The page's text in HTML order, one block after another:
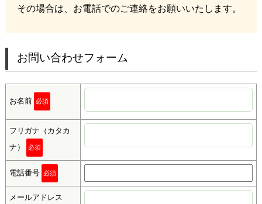
その場合は、お電話でのご連絡をお願いいたします。
お問い合わせフォーム
お名前 必須
フリガナ（カタカ
ナ）
必須
電話番号 必須
メールアドレス